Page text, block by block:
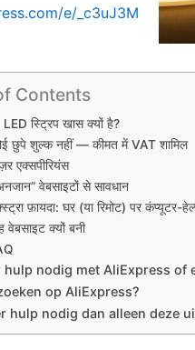
e/_c3uJ3M
Contents
LED स्ट्रिप खास क्यों है?
छुपे शुल्क नहीं — कीमत में VAT शामिल
एक्सपीरियंस
वेबसाइटों से सावधान
फ़ायदा: घर (या रिमोट) पर कंप्यूटर-
वेबसाइट क्यों बनी
hulp nodig met AliExpress of
op AliExpress?
hulp nodig dan alleen deze